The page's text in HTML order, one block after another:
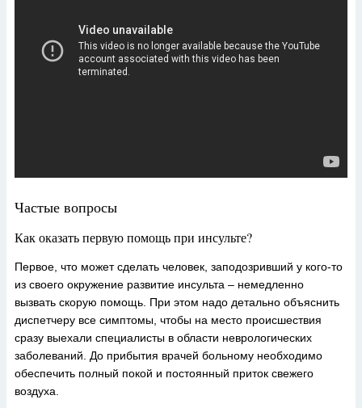
Частые вопросы
Как оказать первую помощь при инсульте?
Первое, что может сделать человек, заподозривший у кого-то
из своего окружение развитие инсульта – немедленно
вызвать скорую помощь. При этом надо детально объяснить
диспетчеру все симптомы, чтобы на место происшествия
сразу выехали специалисты в области неврологических
заболеваний. До прибытия врачей больному необходимо
обеспечить полный покой и постоянный приток свежего
воздуха.